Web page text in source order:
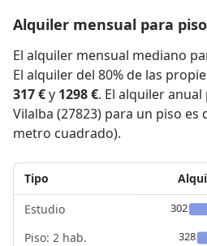
Alquiler mensual para
El alquiler mensual mediano
El alquiler del 80% de las
317 €y 1298 €. El alquiler
Vilalba (27823) para un piso es
metro cuadrado).
Tipo
Estudio
Piso: 2 hab.
302
328